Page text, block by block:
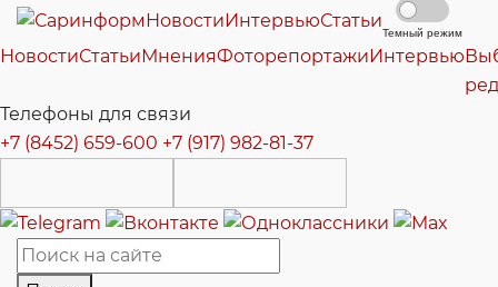
НовостиИнтервьюСтатьи
Темный режим
НовостиСтатьиМненияФоторепортажиИнтервью
Телефоны для связи
+7 (8452) 659-600 +7 (917) 982-81-37